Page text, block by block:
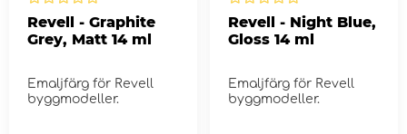
Revell - Graphite
Grey, Matt 14 ml
Emaljfärg för Revell
byggmodeller.
Revell - Night Blue,
Gloss 14 ml
Emaljfärg för Revell
byggmodeller.